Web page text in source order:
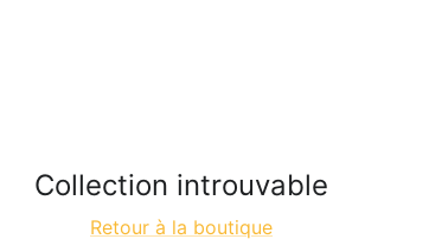
Collection introuvable
Retour à la boutique